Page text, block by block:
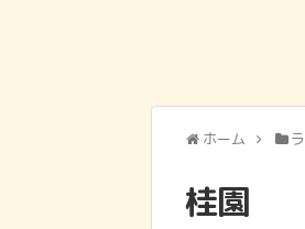
ホーム
桂園